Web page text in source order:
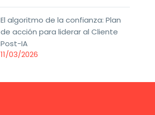
El algoritmo de la confianza: Plan
de acción para liderar al Cliente
Post-IA
11/03/2026